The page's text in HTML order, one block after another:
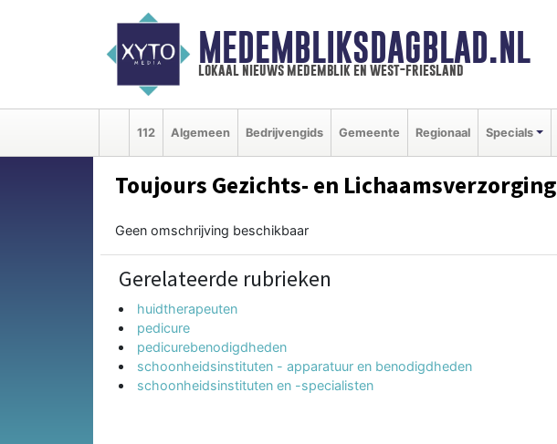
MEDEMBLIKSDAGBLAD.NL
lokaal nieuws medemblik en west-friesland
112 Algemeen Bedrijvengids Gemeente Regionaal Specials
Toujours Gezichts- en Lichaamsverzorging
Geen omschrijving beschikbaar
Gerelateerde rubrieken
huidtherapeuten
pedicure
pedicurebenodigdheden
schoonheidsinstituten - apparatuur en benodigdheden
schoonheidsinstituten en -specialisten